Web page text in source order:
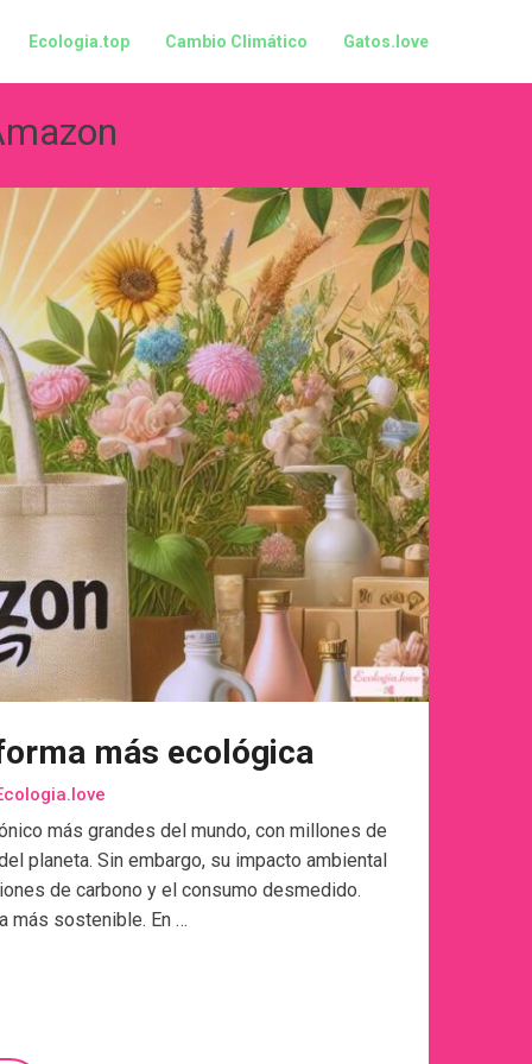
Ecologia.top Cambio Climático Gatos.love
más ecológica
más grandes del mundo, con millones de
planeta. Sin embargo, su impacto ambiental
de carbono y el consumo desmedido.
más sostenible. En …